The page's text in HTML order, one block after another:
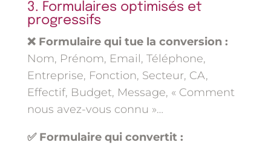
3. Formulaires optimisés et
progressifs
❌ Formulaire qui tue la conversion :
Nom, Prénom, Email, Téléphone,
Entreprise, Fonction, Secteur, CA,
Effectif, Budget, Message, « Comment
nous avez-vous connu »…
✅ Formulaire qui convertit :